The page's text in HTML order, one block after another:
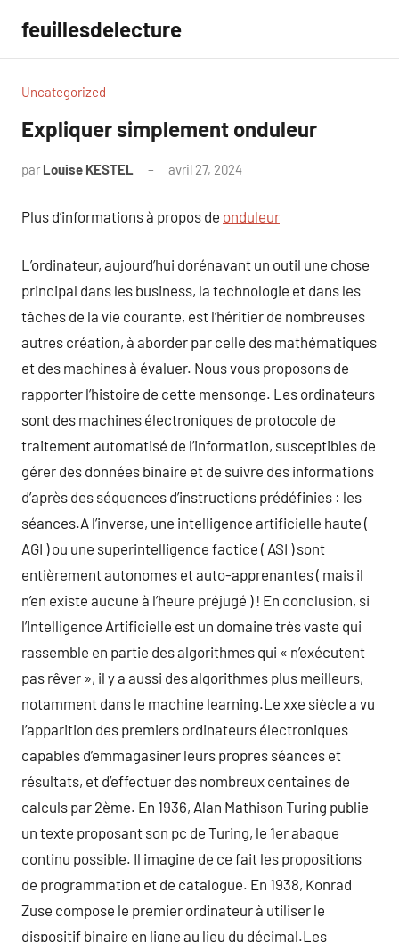
contenu
feuillesdelecture
Uncategorized
Expliquer simplement onduleur
par Louise KESTEL avril 27, 2024
Plus d’informations à propos de onduleur
L’ordinateur, aujourd’hui dorénavant un outil une chose
principal dans les business, la technologie et dans les
tâches de la vie courante, est l’héritier de nombreuses
autres création, à aborder par celle des mathématiques
et des machines à évaluer. Nous vous proposons de
rapporter l’histoire de cette mensonge. Les ordinateurs
sont des machines électroniques de protocole de
traitement automatisé de l’information, susceptibles de
gérer des données binaire et de suivre des informations
d’après des séquences d’instructions prédéfinies : les
séances.A l’inverse, une intelligence artificielle haute (
AGI ) ou une superintelligence factice ( ASI ) sont
entièrement autonomes et auto-apprenantes ( mais il
n’en existe aucune à l’heure préjugé ) ! En conclusion, si
l’Intelligence Artificielle est un domaine très vaste qui
rassemble en partie des algorithmes qui « n’exécutent
pas rêver », il y a aussi des algorithmes plus meilleurs,
notamment dans le machine learning.Le xxe siècle a vu
l’apparition des premiers ordinateurs électroniques
capables d’emmagasiner leurs propres séances et
résultats, et d’effectuer des nombreux centaines de
calculs par 2ème. En 1936, Alan Mathison Turing publie
un texte proposant son pc de Turing, le 1er abaque
continu possible. Il imagine de ce fait les propositions
de programmation et de catalogue. En 1938, Konrad
Zuse compose le premier ordinateur à utiliser le
dispositif binaire en ligne au lieu du décimal.Les